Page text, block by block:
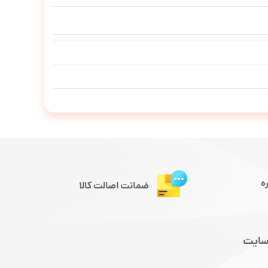
ضمانت اصالت کالا